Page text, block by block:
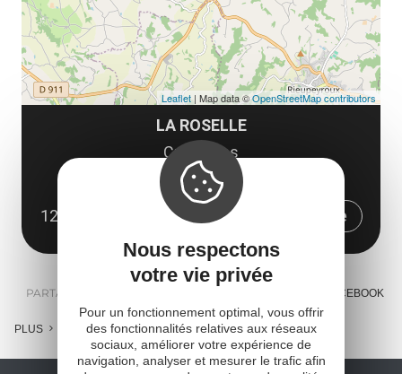
LA ROSELLE
Cruorgues
La Bastide l'Eveque
12200 Le Bas Ségala
Obtenir l'itinéraire
Leaflet | Map data ©OpenStreetMap contributors
PARTAGER : FACEBOOK
PLUS
Nous respectons
votre vie privée
Pour un fonctionnement optimal, vous offrir
des fonctionnalités relatives aux réseaux
sociaux, améliorer votre expérience de
navigation, analyser et mesurer le trafic afin